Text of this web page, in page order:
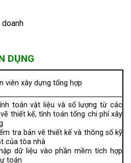
DỤNG
viên xây dựng tổng hợp
toán vật liệu và số lượng từ các
vẽ thiết kế, tính toán tổng chi phí xây
tra bản vẽ thiết kế và thông số kỹ
của tòa nhà
dữ liệu vào phần mềm tích hợp
toán